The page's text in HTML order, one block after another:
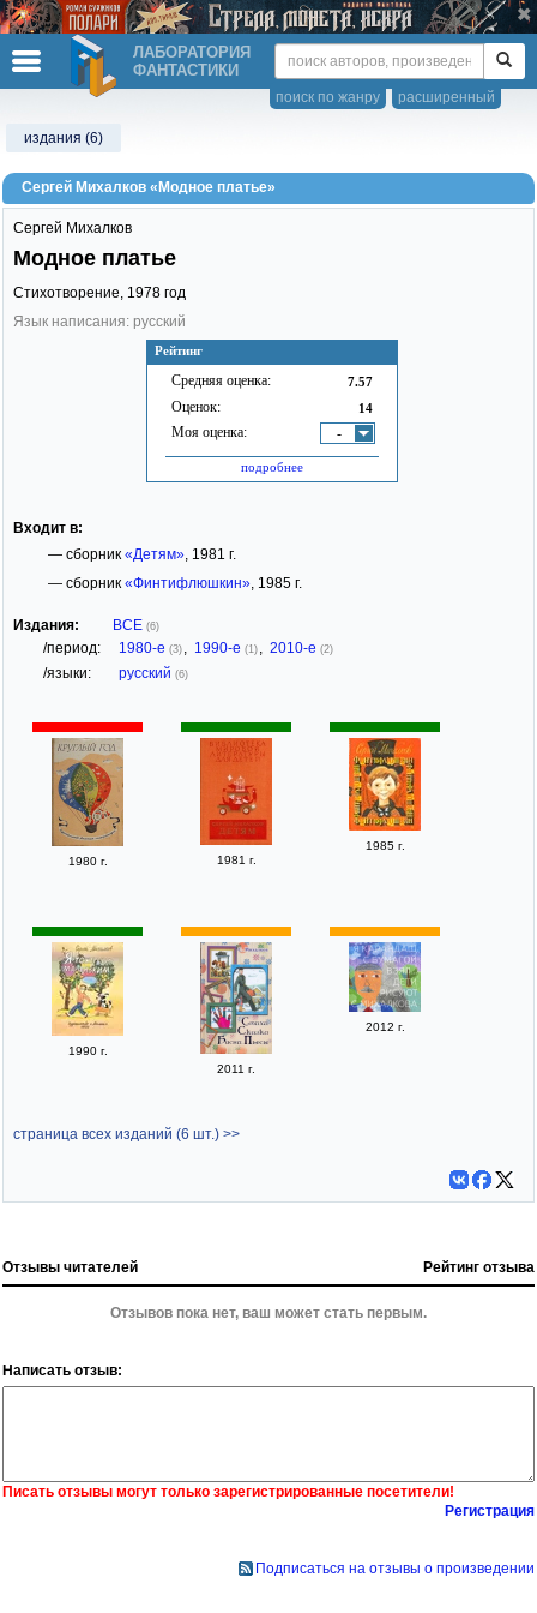
ЛАБОРАТОРИЯ
ФАНТАСТИКИ
расширенный
поиск по жанру
издания (6)
Сергей Михалков «Модное платье»
Рейтинг
Средняя оценка: 7.57
Оценок: 14
Моя оценка: -
подробнее
Сергей Михалков
Модное платье
Стихотворение, 1978 год
Язык написания: русский
Входит в:
— сборник «Детям», 1981 г.
— сборник «Финтифлюшкин», 1985 г.
Издания: ВСЕ (6)
/период: 1980-е (3) 1990-е (1) 2010-е (2)
/языки: русский (6)
1980 г. 1981 г.
1985 г.
1990 г.
2011 г.
2012 г.
страница всех изданий (6 шт.) >>
Отзывы читателей Рейтинг отзыва
Отзывов пока нет, ваш может стать первым.
Написать отзыв:
Писать отзывы могут только зарегистрированные посетители!
Регистрация
Подписаться на отзывы о произведении